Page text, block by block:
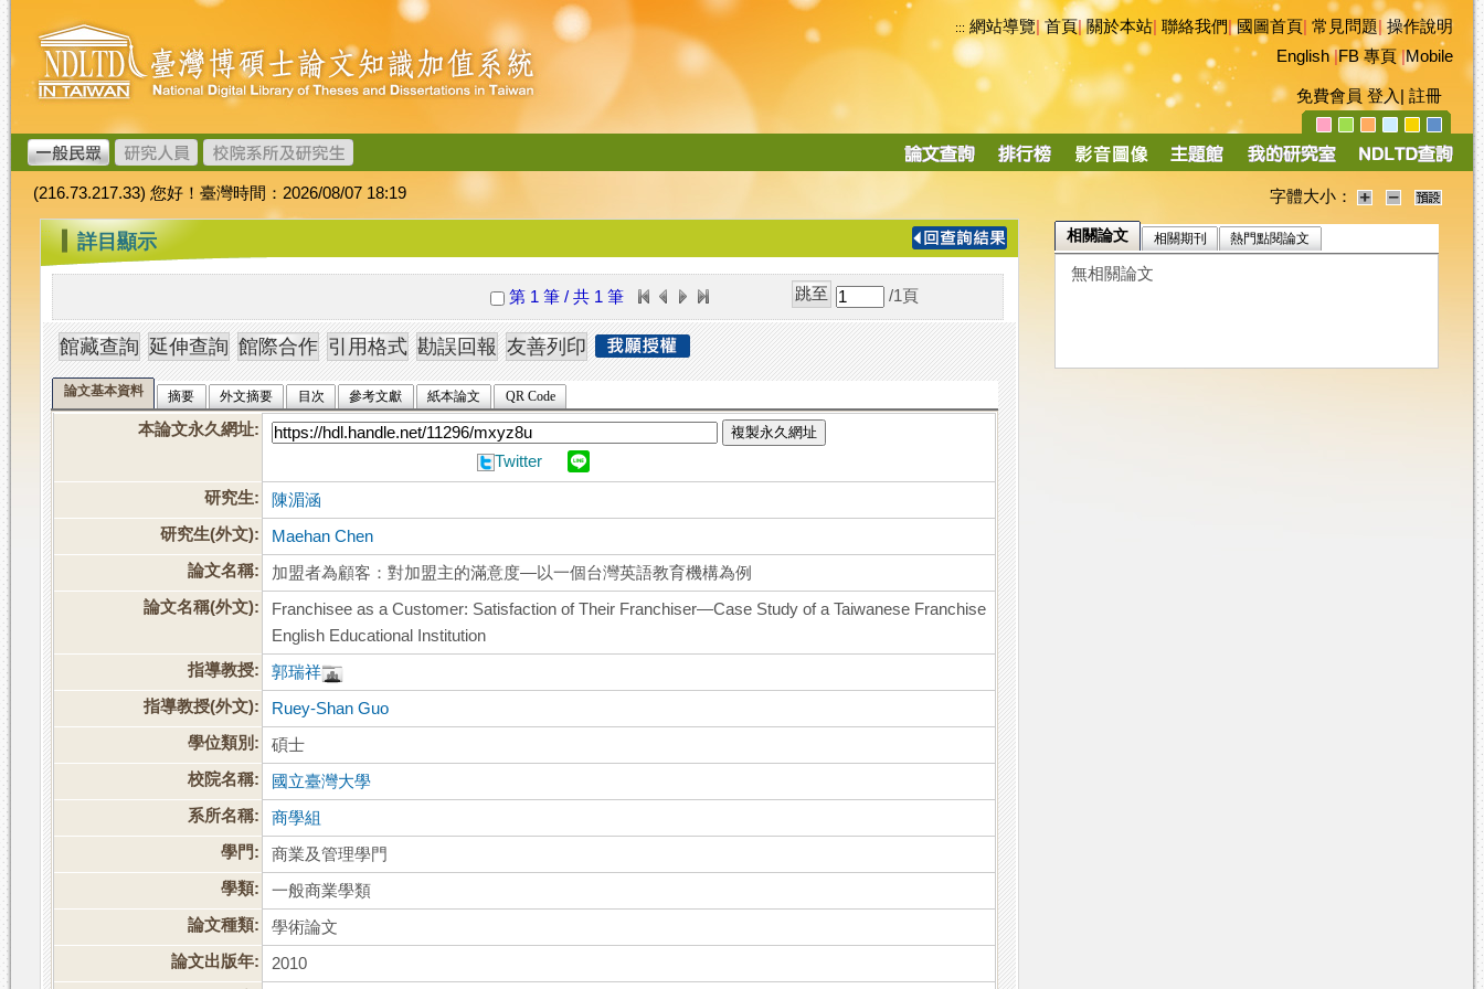
跳
到
主
要
內
容
臺
灣
博
碩
士
論
文
加
值
系
統
::: 網站導覽|首頁|關於本站 聯絡我們|國圖首頁 常見問題|操作說明
English|FB 專頁|Mobile
免費會員 登入 註冊
導
(216.73.217.33) 您好！臺灣時間：2026/08/07 18:19 字體大小：
::: 詳目顯示
第 1 筆 / 共 1 筆 /1 頁
論文基本資料 摘要 外文摘要 目次 參考文獻 紙本論文 QR Code
本論文永久網址: 複製永久網址
Twitter
研究生:
陳湄涵
研究生(外文):
Maehan Chen
論文名稱:
加盟者為顧客：對加盟主的滿意度—以一個台灣英語教育機構為例
論文名稱(外文):
Franchisee as a Customer: Satisfaction of Their Franchiser—Case Study of a Taiwanese Franchise
English Educational Institution
指導教授:
郭瑞祥
指導教授(外文):
Ruey-Shan Guo
學位類別:
碩士
校院名稱:
國立臺灣大學
系所名稱:
商學組
學門:
商業及管理學門
學類:
一般商業學類
論文種類:
學術論文
論文出版年:
2010
相關論文 相關期刊 熱門點閱論文
無相關論文